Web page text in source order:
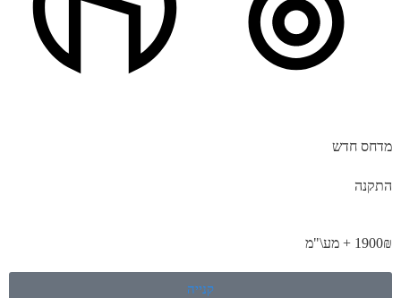
מדחס חדש
התקנה
1900₪ + מע\"מ
קנייה